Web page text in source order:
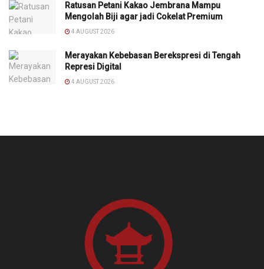
Ratusan Petani Kakao Jembrana Mampu
Mengolah Biji agar jadi Cokelat Premium
4 AUGUST 2026
Merayakan Kebebasan Berekspresi di Tengah
Represi Digital
4 AUGUST 2026